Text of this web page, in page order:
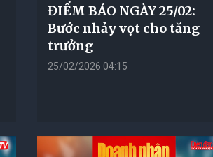
ĐIỂM BÁO NGÀY 25/02:
Bước nhảy vọt cho tăng
trưởng
25/02/2026 04:15